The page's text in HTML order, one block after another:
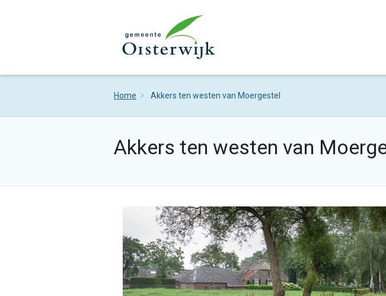
Home Akkers ten westen van Moergestel
Akkers ten westen van